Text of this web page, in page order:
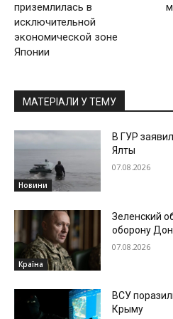
приземлилась в
исключительной
экономической зоне
Японии
МАТЕРІАЛИ У ТЕМУ
Новини
В ГУР
Ялты
07.08.2026
Країна
Зеленский
оборону
07.08.2026
ВСУ
Крыму